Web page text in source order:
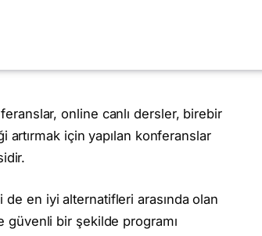
online canlı dersler, birebir
artırmak için yapılan konferanslar
en iyi alternatifleri arasında olan
güvenli bir şekilde programı